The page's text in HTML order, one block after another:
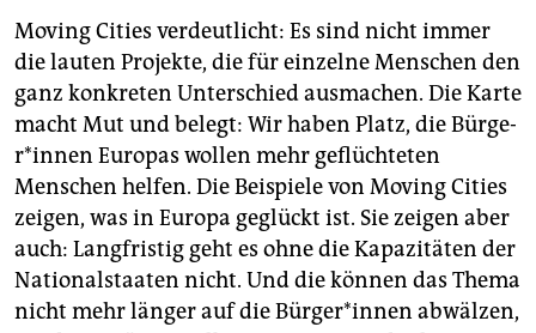
Moving Cities verdeutlicht: Es sind nicht immer
die lauten Projekte, die für einzelne Menschen den
ganz konkreten Unterschied ausmachen. Die Karte
macht Mut und belegt: Wir haben Platz, die Bürge­
r*in­nen Europas wollen mehr geflüchteten
Menschen helfen. Die Beispiele von Moving Cities
zeigen, was in Europa geglückt ist. Sie zeigen aber
auch: Langfristig geht es ohne die Kapazitäten der
Nationalstaaten nicht. Und die können das Thema
nicht mehr länger auf die Bür­ge­r*in­nen abwälzen,